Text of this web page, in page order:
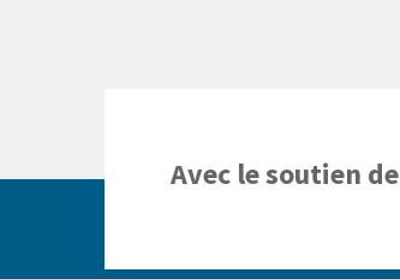
Avec le soutien de